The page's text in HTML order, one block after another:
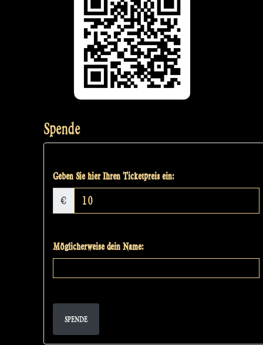
Spende
Geben Sie hier Ihren Ticketpreis ein:
€
Möglicherweise dein Name:
SPENDE